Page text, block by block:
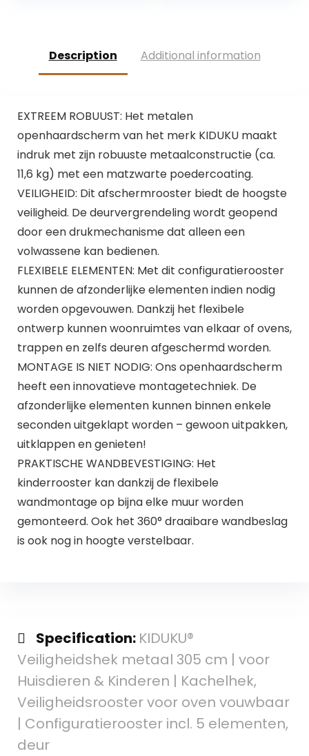
Wit
Description Additional information
EXTREEM ROBUUST: Het metalen
openhaardscherm van het merk KIDUKU maakt
indruk met zijn robuuste metaalconstructie (ca.
11,6 kg) met een matzwarte poedercoating.
VEILIGHEID: Dit afschermrooster biedt de hoogste
veiligheid. De deurvergrendeling wordt geopend
door een drukmechanisme dat alleen een
volwassene kan bedienen.
FLEXIBELE ELEMENTEN: Met dit configuratierooster
kunnen de afzonderlijke elementen indien nodig
worden opgevouwen. Dankzij het flexibele
ontwerp kunnen woonruimtes van elkaar of ovens,
trappen en zelfs deuren afgeschermd worden.
MONTAGE IS NIET NODIG: Ons openhaardscherm
heeft een innovatieve montagetechniek. De
afzonderlijke elementen kunnen binnen enkele
seconden uitgeklapt worden – gewoon uitpakken,
uitklappen en genieten!
PRAKTISCHE WANDBEVESTIGING: Het
kinderrooster kan dankzij de flexibele
wandmontage op bijna elke muur worden
gemonteerd. Ook het 360° draaibare wandbeslag
is ook nog in hoogte verstelbaar.
Specification: KIDUKU®
Veiligheidshek metaal 305 cm | voor
Huisdieren & Kinderen | Kachelhek,
Veiligheidsrooster voor oven vouwbaar
| Configuratierooster incl. 5 elementen,
deur